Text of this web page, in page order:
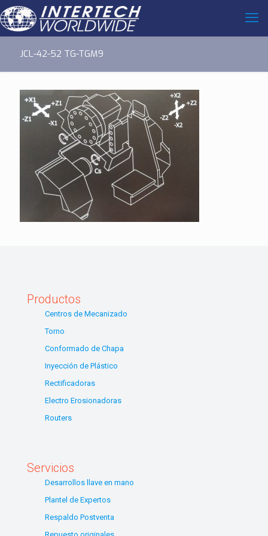
JCL-42-52 TG-TGM9
Productos
Centros de Mecanizado
Torno
Conformado de Chapa
Inyección de Plástico
Rectificadoras
Electro Erosionadoras
Routers
Servicios
Desarrollos llave en mano
Plantel de Expertos
Respaldo Postventa